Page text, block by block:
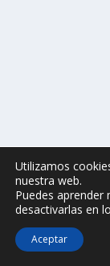
Utilizamos
nuestra web.
Puedes
desactivarlas en
Aceptar